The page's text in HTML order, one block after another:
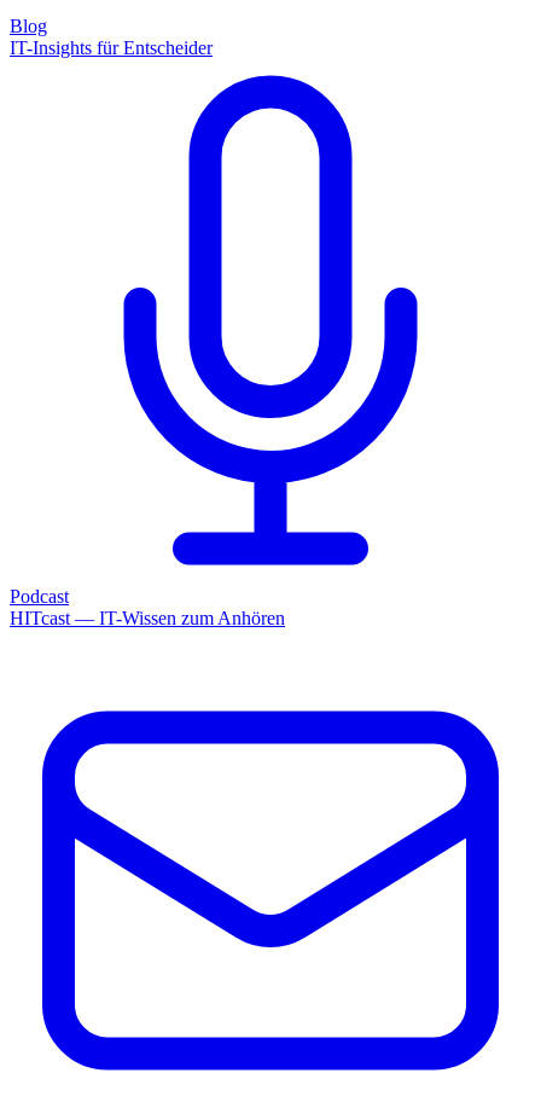
Blog
IT-Insights für Entscheider
Podcast
HITcast — IT-Wissen zum Anhören